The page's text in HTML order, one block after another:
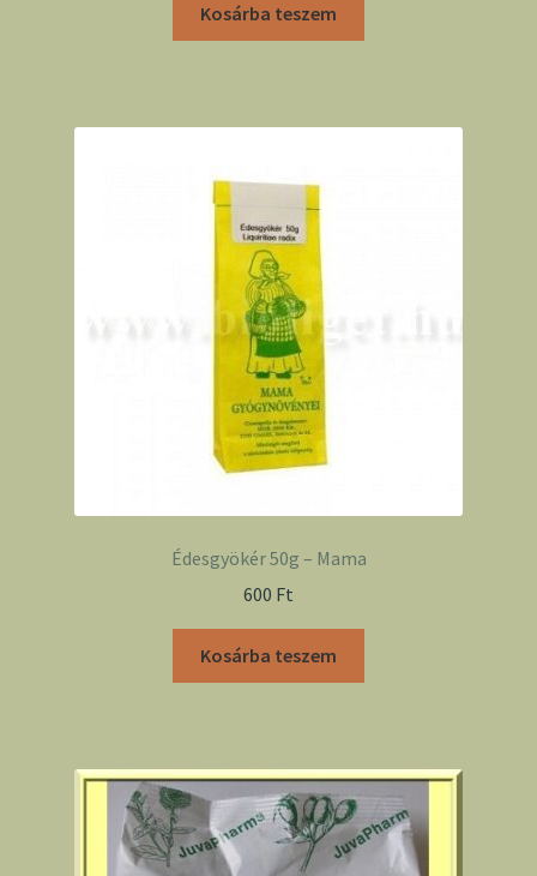
Kosárba teszem
Édesgyökér 50g – Mama
600 Ft
Kosárba teszem